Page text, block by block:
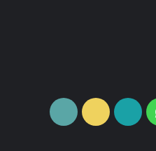
واتس
آپارات ایتا